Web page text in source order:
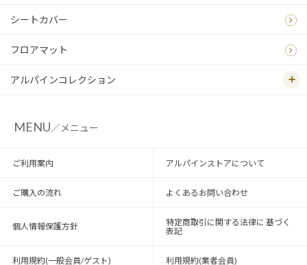
シートカバー
フロアマット
アルパインコレクション
MENU／メニュー
ご利用案内 アルパインストアについて
ご購入の流れ よくあるお問い合わせ
個人情報保護方針
特定商取引に関する法律に 基づく
表記
利用規約(一般会員/ゲスト) 利用規約(業者会員)